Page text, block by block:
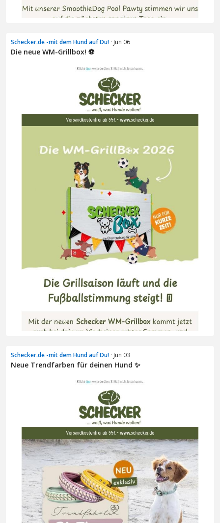
Schecker.de -mit dem Hund auf Du! · Jun 06
Die neue WM-Grillbox! ⚽
Schecker.de -mit dem Hund auf Du! · Jun 03
Neue Trendfarben für deinen Hund ✨